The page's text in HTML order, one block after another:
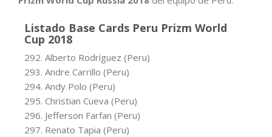
Listado Base Cards Peru Prizm World
Cup 2018
292. Alberto Rodríguez (Peru)
293. Andre Carrillo (Peru)
294. Andy Polo (Peru)
295. Christian Cueva (Peru)
296. Jefferson Farfan (Peru)
297. Renato Tapia (Peru)